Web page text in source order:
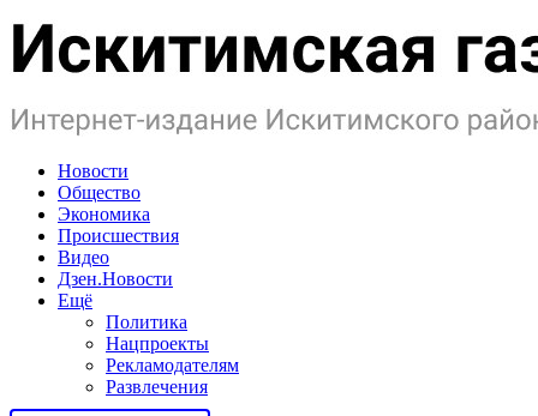
Новости
Общество
Экономика
Происшествия
Видео
Дзен.Новости
Ещё
Политика
Нацпроекты
Рекламодателям
Развлечения